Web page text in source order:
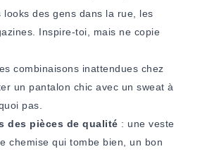
looks des gens dans la rue, les
Inspire-toi, mais ne copie
combinaisons inattendues chez
un pantalon chic avec un sweat à
pas.
des pièces de qualité : une veste
chemise qui tombe bien, un bon